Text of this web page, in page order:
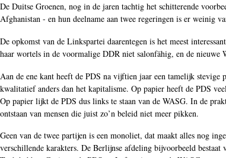
De Duitse Groenen, nog in de jaren tachtig het schitterende
Afghanistan - en hun deelname aan twee regeringen is er weinig
De opkomst van de Linkspartei daarentegen is het meest
haar wortels in de voormalige DDR niet salonfähig, en de
Aan de ene kant heeft de PDS na vijftien jaar een tamelijk
kwalitatief anders dan het kapitalisme. Op papier heeft de PDS
Op papier lijkt de PDS dus links te staan van de WASG. In de
ontstaan van mensen die juist zo’n beleid niet meer pikken.
Geen van de twee partijen is een monoliet, dat maakt alles nog
verschillende karakters. De Berlijnse afdeling bijvoorbeeld